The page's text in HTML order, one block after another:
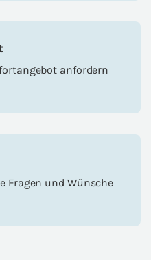
an­for­dern
Fra­gen und Wün­sche